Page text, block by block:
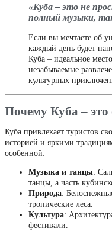
«Куба – это не
полный музыки,
Если вы мечтаете об
каждый день будет
Куба – идеальное
незабываемые
культурных
Почему Куба – это
Куба привлекает туристов
историей и яркими
особенной:
Музыка и танцы:
танцы, а часть
Природа:
тропические леса.
Культура:
фестивали.